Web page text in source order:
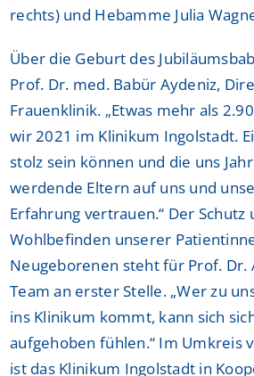
rechts) und Hebamme Julia
Über die Geburt des
Prof. Dr. med. Babür Aydeniz,
Frauenklinik. „Etwas mehr als
wir 2021 im Klinikum Ingolstadt.
stolz sein können und die uns
werdende Eltern auf uns und
Erfahrung vertrauen.“ Der Schutz
Wohlbefinden unserer
Neugeborenen steht für Prof. Dr.
Team an erster Stelle. „Wer zu
ins Klinikum kommt, kann sich
aufgehoben fühlen.“ Im Umkreis
ist das Klinikum Ingolstadt in